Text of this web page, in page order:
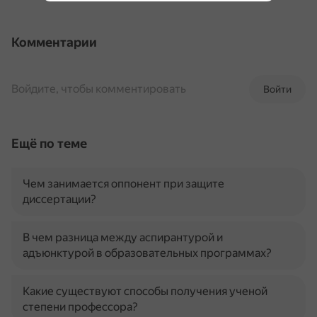
Комментарии
Войти
Войдите, чтобы комментировать
Ещё по теме
Чем занимается оппонент при защите
диссертации?
В чем разница между аспирантурой и
адъюнктурой в образовательных программах?
Какие существуют способы получения ученой
степени профессора?